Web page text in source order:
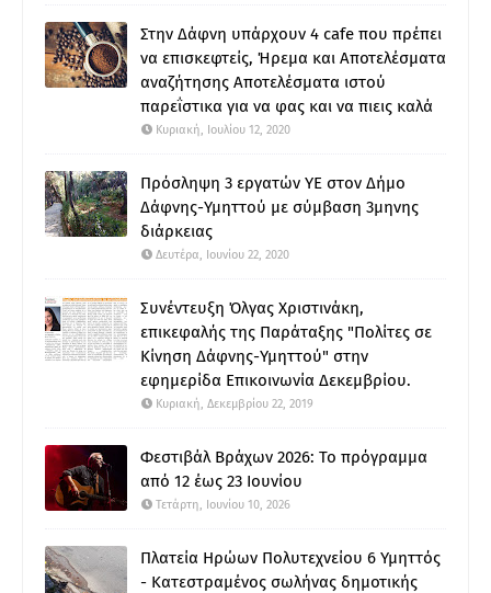
Στην Δάφνη υπάρχουν 4 cafe που πρέπει
να επισκεφτείς, Ήρεμα και Αποτελέσματα
αναζήτησης Αποτελέσματα ιστού
παρεΐστικα για να φας και να πιεις καλά
Κυριακή, Ιουλίου 12, 2020
Πρόσληψη 3 εργατών ΥΕ στον Δήμο
Δάφνης-Υμηττού με σύμβαση 3μηνης
διάρκειας
Δευτέρα, Ιουνίου 22, 2020
Συνέντευξη Όλγας Χριστινάκη,
επικεφαλής της Παράταξης "Πολίτες σε
Κίνηση Δάφνης-Υμηττού" στην
εφημερίδα Επικοινωνία Δεκεμβρίου.
Κυριακή, Δεκεμβρίου 22, 2019
Φεστιβάλ Βράχων 2026: Το πρόγραμμα
από 12 έως 23 Ιουνίου
Τετάρτη, Ιουνίου 10, 2026
Πλατεία Ηρώων Πολυτεχνείου 6 Υμηττός
- Κατεστραμένος σωλήνας δημοτικής